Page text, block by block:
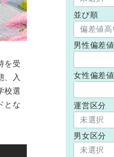
を受
、入
校選
とな
並び順
男性偏差値
女性偏差値
運営区分
男女区分